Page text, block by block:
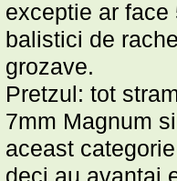
exceptie ar
balistici de
grozave.
Pretzul: tot
7mm Magnum
aceast
deci au avantaj